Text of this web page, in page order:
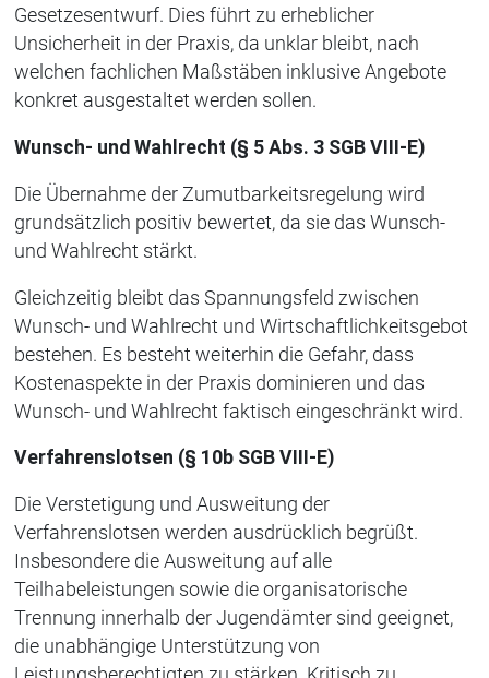
Gesetzesentwurf. Dies führt zu erheblicher
Unsicherheit in der Praxis, da unklar bleibt, nach
welchen fachlichen Maßstäben inklusive Angebote
konkret ausgestaltet werden sollen.
Wunsch- und Wahlrecht (§ 5 Abs. 3 SGB VIII-E)
Die Übernahme der Zumutbarkeitsregelung wird
grundsätzlich positiv bewertet, da sie das Wunsch-
und Wahlrecht stärkt.
Gleichzeitig bleibt das Spannungsfeld zwischen
Wunsch- und Wahlrecht und Wirtschaftlichkeitsgebot
bestehen. Es besteht weiterhin die Gefahr, dass
Kostenaspekte in der Praxis dominieren und das
Wunsch- und Wahlrecht faktisch eingeschränkt wird.
Verfahrenslotsen (§ 10b SGB VIII-E)
Die Verstetigung und Ausweitung der
Verfahrenslotsen werden ausdrücklich begrüßt.
Insbesondere die Ausweitung auf alle
Teilhabeleistungen sowie die organisatorische
Trennung innerhalb der Jugendämter sind geeignet,
die unabhängige Unterstützung von